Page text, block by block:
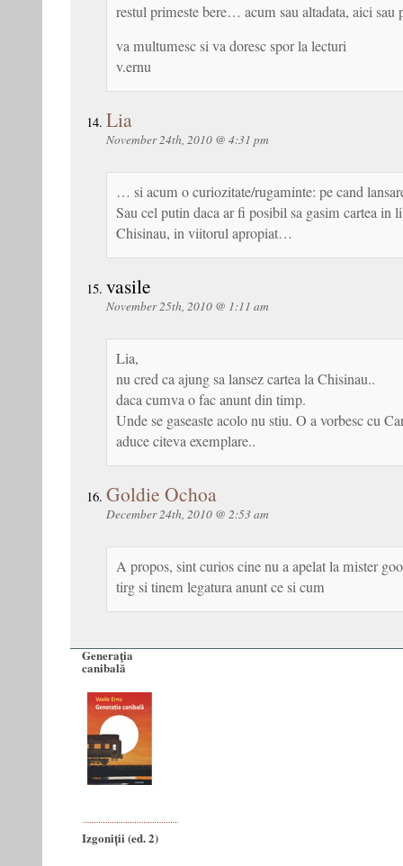
restul primeste bere… acum sau altadata, aici
va multumesc si va doresc spor la lecturi
v.ernu
Lia
November 24th, 2010 @ 4:31 pm
… si acum o curiozitate/rugaminte: pe cand
Sau cel putin daca ar fi posibil sa gasim cartea in
Chisinau, in viitorul apropiat…
vasile
November 25th, 2010 @ 1:11 am
Lia,
nu cred ca ajung sa lansez cartea la Chisinau..
daca cumva o fac anunt din timp.
Unde se gaseaste acolo nu stiu. O a vorbesc cu
aduce citeva exemplare..
Goldie Ochoa
December 24th, 2010 @ 2:53 am
A propos, sint curios cine nu a apelat la mister
tirg si tinem legatura anunt ce si cum
Generaţia
canibală
Izgoniții (ed. 2)